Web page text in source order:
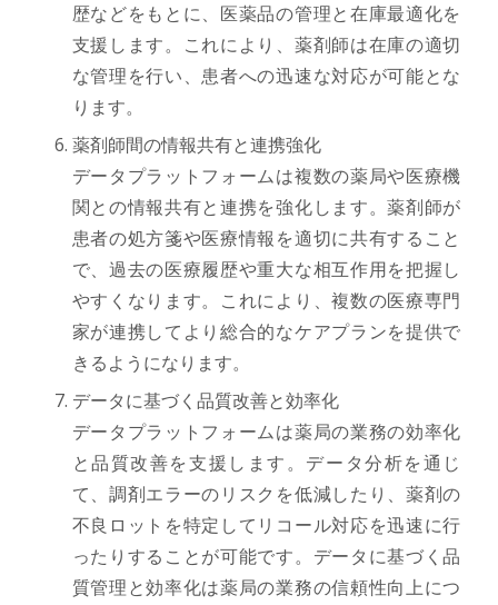
歴などをもとに、医薬品の管理と在庫最適化を
支援します。これにより、薬剤師は在庫の適切
な管理を行い、患者への迅速な対応が可能とな
ります。
薬剤師間の情報共有と連携強化
データプラットフォームは複数の薬局や医療機
関との情報共有と連携を強化します。薬剤師が
患者の処方箋や医療情報を適切に共有すること
で、過去の医療履歴や重大な相互作用を把握し
やすくなります。これにより、複数の医療専門
家が連携してより総合的なケアプランを提供で
きるようになります。
データに基づく品質改善と効率化
データプラットフォームは薬局の業務の効率化
と品質改善を支援します。データ分析を通じ
て、調剤エラーのリスクを低減したり、薬剤の
不良ロットを特定してリコール対応を迅速に行
ったりすることが可能です。データに基づく品
質管理と効率化は薬局の業務の信頼性向上につ